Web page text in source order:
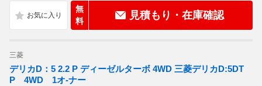
無
料
見積もり・在庫確認
三菱
デリカD：5 2.2 P ディーゼルターボ 4WD 三菱デリカD:5DT
P 4WD 1オ-ナー